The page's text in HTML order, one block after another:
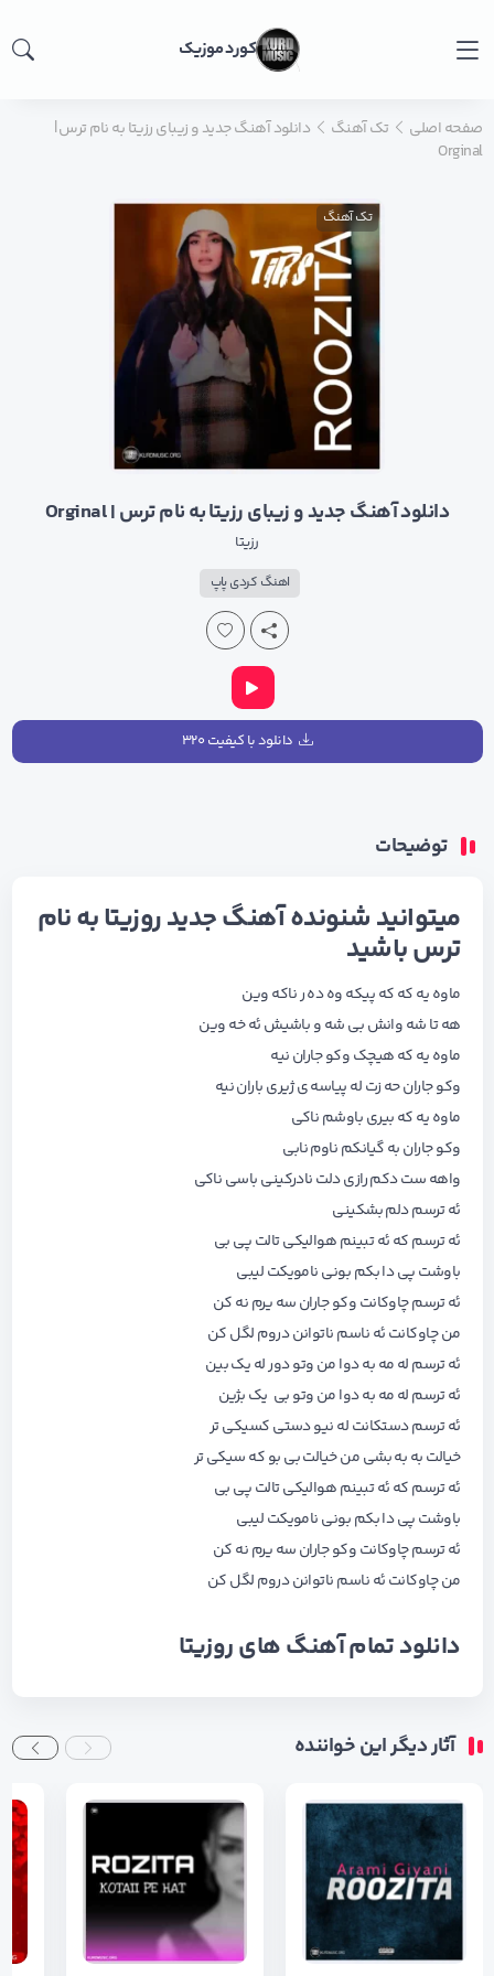
کورد موزیک
صفحه اصلی تک آهنگ
دانلود آهنگ جدید و زیبای رزیتا به نام ترس |
Orginal
تک آهنگ
دانلود آهنگ جدید و زیبای رزیتا به نام ترس | Orginal
رزیتا
اهنگ کردی پاپ
دانلود با کیفیت ۳۲۰
توضیحات
میتوانید شنونده آهنگ جدید روزیتا به نام
ترس باشید
ماوه یه که که پیکه وه ده ر ناکه وین
هه تا شه وانش بی شه و باشیش ئه خه وین
ماوه یه که هیچک وکو جاران نیه
وکو جاران حه زت له پیاسه ی ژیری باران نیه
ماوه یه که بیری باوشم ناکی
وکو جاران به گیانکم ناوم نابی
واهه ست دکم رازی دلت نادرکینی باسی ناکی
ئه ترسم دلم بشکینی
ئه ترسم که ئه تبینم هوالیکی تالت پی بی
باوشت پی دا بکم بونی نامویکت لیبی
ئه ترسم چاوکانت وکو جاران سه یرم نه کن
من چاوکانت ئه ناسم ناتوانن دروم لگل کن
ئه ترسم له مه به دوا من وتو دور له یک بین
ئه ترسم له مه به دوا من وتو بی یک بژین
ئه ترسم دستکانت له نیو دستی کسیکی تر
خیالت به به بشی من خیالت بی بو که سیکی تر
ئه ترسم که ئه تبینم هوالیکی تالت پی بی
باوشت پی دا بکم بونی نامویکت لیبی
ئه ترسم چاوکانت وکو جاران سه یرم نه کن
من چاوکانت ئه ناسم ناتوانن دروم لگل کن
دانلود تمام آهنگ هایروزیتا
آثار دیگر این خواننده